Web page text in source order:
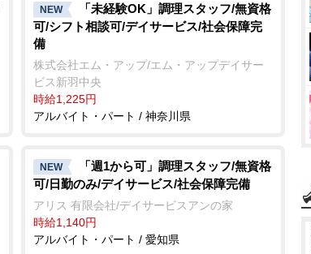
NEW
「未経験OK」調理スタッフ/無資格
可/シフト相談可/デイサービス/社会保障完
備
株式会社エム・アップ/エム・アップデイサー
ビス新羽中央
時給1,225円
アルバイト・パート / 神奈川県
NEW
「週1から可」調理スタッフ/無資格
可/日勤のみ/デイサービス/社会保障完備
アリス 有限会社/デイサービスアンの家
時給1,140円
アルバイト・パート / 愛知県